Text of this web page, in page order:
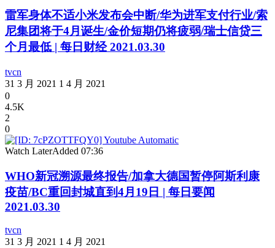
雷军身体不适小米发布会中断/华为进军支付行业/索
尼集团将于4月诞生/金价短期仍将疲弱/瑞士信贷三
个月最低 | 每日财经 2021.03.30
tvcn
31 3 月 2021 1 4 月 2021
0
4.5K
2
0
Watch LaterAdded 07:36
WHO新冠溯源最终报告/加拿大德国暂停阿斯利康
疫苗/BC重回封城直到4月19日 | 每日要闻
2021.03.30
tvcn
31 3 月 2021 1 4 月 2021